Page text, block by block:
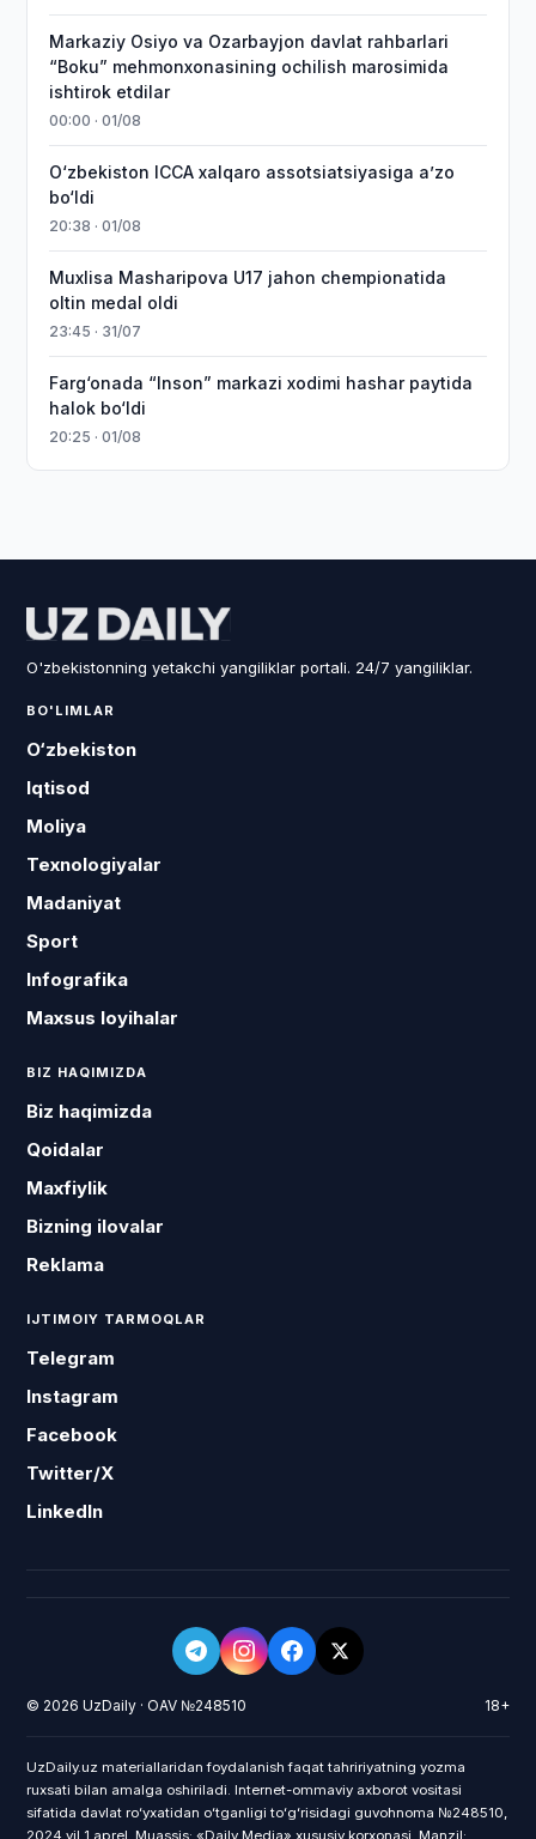
Markaziy Osiyo va Ozarbayjon davlat rahbarlari
“Boku” mehmonxonasining ochilish marosimida
ishtirok etdilar
00:00 · 01/08
O‘zbekiston ICCA xalqaro assotsiatsiyasiga aʼzo
bo‘ldi
20:38 · 01/08
Muxlisa Masharipova U17 jahon chempionatida
oltin medal oldi
23:45 · 31/07
Farg‘onada “Inson” markazi xodimi hashar paytida
halok bo‘ldi
20:25 · 01/08
O'zbekistonning yetakchi yangiliklar portali. 24/7 yangiliklar.
BO'LIMLAR
O‘zbekiston
Iqtisod
Moliya
Texnologiyalar
Madaniyat
Sport
Infografika
Maxsus loyihalar
BIZ HAQIMIZDA
Biz haqimizda
Qoidalar
Maxfiylik
Bizning ilovalar
Reklama
IJTIMOIY TARMOQLAR
Telegram
Instagram
Facebook
Twitter/X
LinkedIn
© 2026 UzDaily · OAV №248510 18+
UzDaily.uz materiallaridan foydalanish faqat tahririyatning yozma
ruxsati bilan amalga oshiriladi. Internet-ommaviy axborot vositasi
sifatida davlat roʻyxatidan oʻtganligi toʻgʻrisidagi guvohnoma №248510,
2024 yil 1 aprel. Muassis: «Daily Media» xususiy korxonasi. Manzil: